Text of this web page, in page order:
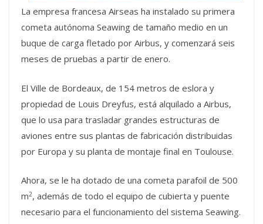
La empresa francesa Airseas ha instalado su primera
cometa autónoma Seawing de tamaño medio en un
buque de carga fletado por Airbus, y comenzará seis
meses de pruebas a partir de enero.
El Ville de Bordeaux, de 154 metros de eslora y
propiedad de Louis Dreyfus, está alquilado a Airbus,
que lo usa para trasladar grandes estructuras de
aviones entre sus plantas de fabricación distribuidas
por Europa y su planta de montaje final en Toulouse.
Ahora, se le ha dotado de una cometa parafoil de 500
m2, además de todo el equipo de cubierta y puente
necesario para el funcionamiento del sistema Seawing.